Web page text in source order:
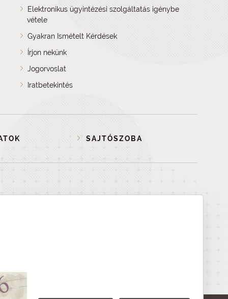
Elektronikus ügyintézési szolgáltatás igénybe
vétele
Gyakran Ismételt Kérdések
Írjon nekünk
Jogorvoslat
Iratbetekintés
SAJTÓSZOBA